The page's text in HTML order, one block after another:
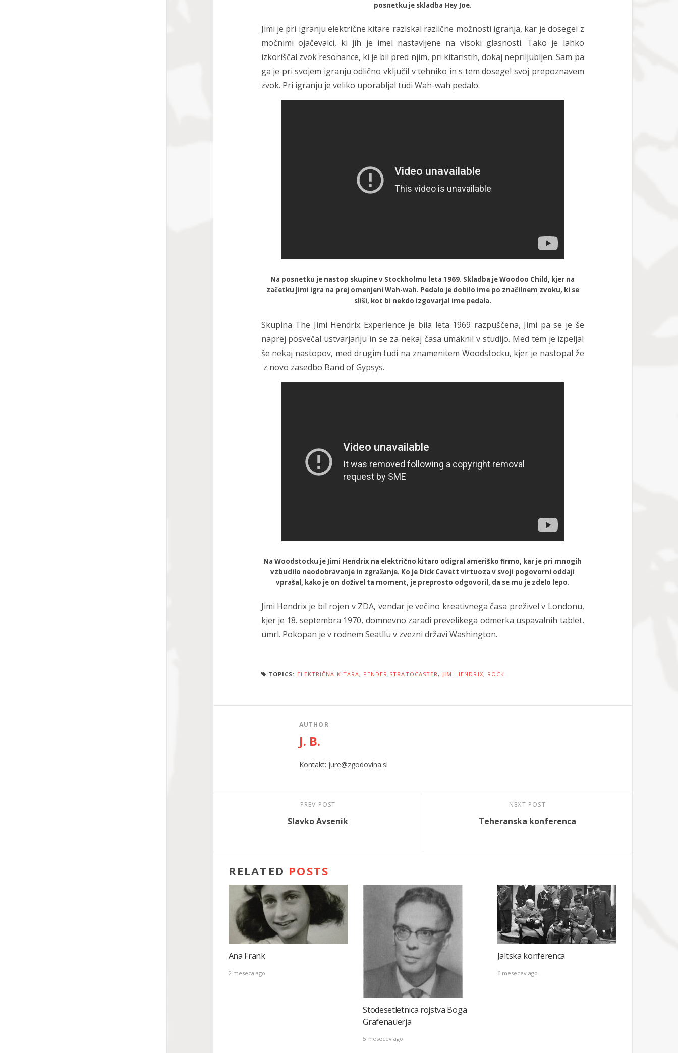
posnetku je skladba Hey Joe.
Jimi je pri igranju električne kitare raziskal različne možnosti igranja, kar je dosegel z
močnimi ojačevalci, ki jih je imel nastavljene na visoki glasnosti. Tako je lahko
izkoriščal zvok resonance, ki je bil pred njim, pri kitaristih, dokaj nepriljubljen. Sam pa
ga je pri svojem igranju odlično vključil v tehniko in s tem dosegel svoj prepoznavem
zvok. Pri igranju je veliko uporabljal tudi Wah-wah pedalo.
Na posnetku je nastop skupine v Stockholmu leta 1969. Skladba je Woodoo Child, kjer na
začetku Jimi igra na prej omenjeni Wah-wah. Pedalo je dobilo ime po značilnem zvoku, ki se
sliši, kot bi nekdo izgovarjal ime pedala.
Skupina The Jimi Hendrix Experience je bila leta 1969 razpuščena, Jimi pa se je še
naprej posvečal ustvarjanju in se za nekaj časa umaknil v studijo. Med tem je izpeljal
še nekaj nastopov, med drugim tudi na znamenitem Woodstocku, kjer je nastopal že
z novo zasedbo Band of Gypsys.
Na Woodstocku je Jimi Hendrix na električno kitaro odigral ameriško firmo, kar je pri mnogih
vzbudilo neodobravanje in zgražanje. Ko je Dick Cavett virtuoza v svoji pogovorni oddaji
vprašal, kako je on doživel ta moment, je preprosto odgovoril, da se mu je zdelo lepo.
Jimi Hendrix je bil rojen v ZDA, vendar je večino kreativnega časa preživel v Londonu,
kjer je 18. septembra 1970, domnevno zaradi prevelikega odmerka uspavalnih tablet,
umrl. Pokopan je v rodnem Seatllu v zvezni državi Washington.
TOPICS: ELEKTRIČNA KITARA, FENDER STRATOCASTER , JIMI HENDRIX, ROCK
AUTHOR
J. B.
Kontakt: jure@zgodovina.si
PREV POST
Slavko Avsenik
NEXT POST
Teheranska konferenca
RELATED POSTS
Ana Frank
2 meseca ago
Stodesetletnica rojstva Boga
Grafenauerja
5 mesecev ago
Jaltska konferenca
6 mesecev ago